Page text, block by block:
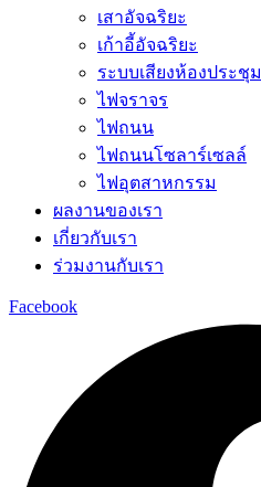
เสาอัจฉริยะ
เก้าอี้อัจฉริยะ
ระบบเสียงห้องประชุม
ไฟจราจร
ไฟถนน
ไฟถนนโซลาร์เซลล์
ไฟอุตสาหกรรม
ผลงานของเรา
เกี่ยวกับเรา
ร่วมงานกับเรา
Facebook